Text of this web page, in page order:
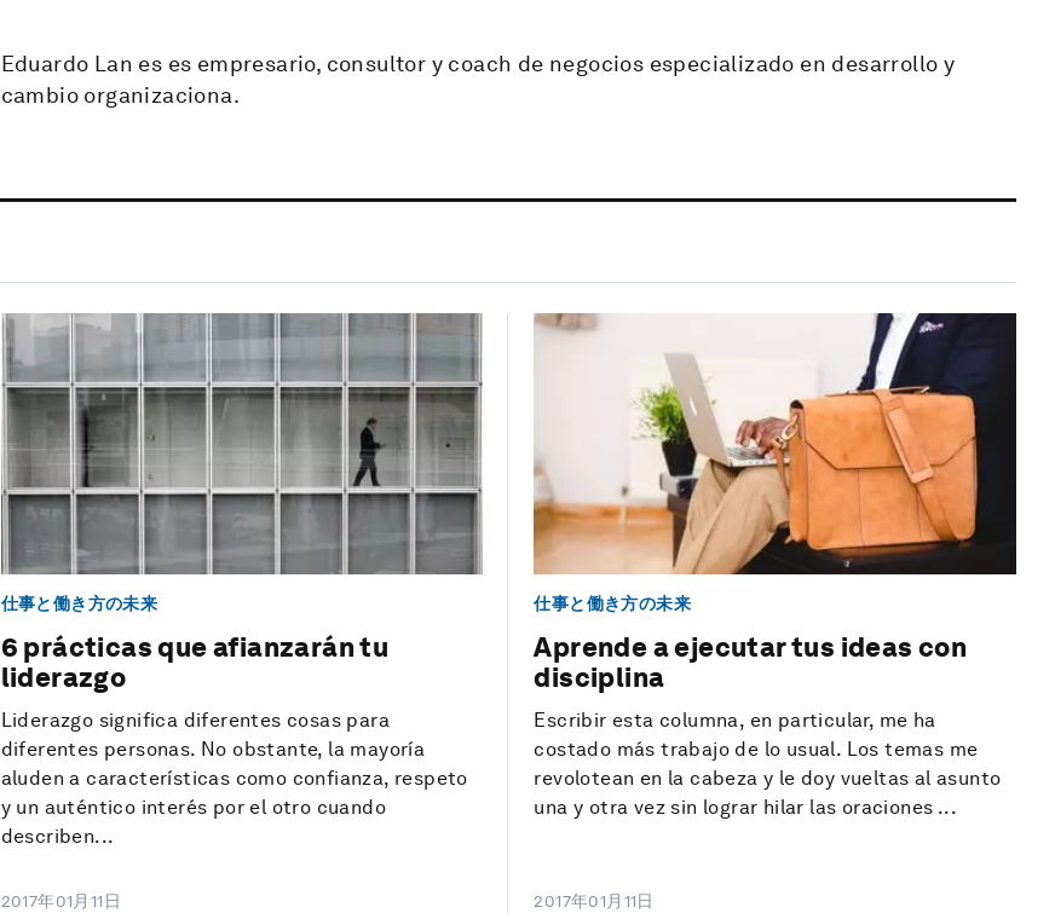
Eduardo Lan es es empresario, consultor y coach de negocios especializado en desarrollo y
cambio organizaciona.
仕事と働き方の未来
6 prácticas que afianzarán tu
liderazgo
Liderazgo significa diferentes cosas para
diferentes personas. No obstante, la mayoría
aluden a características como confianza, respeto
y un auténtico interés por el otro cuando
describen...
2017年01月11日
仕事と働き方の未来
Aprende a ejecutar tus ideas con
disciplina
Escribir esta columna, en particular, me ha
costado más trabajo de lo usual. Los temas me
revolotean en la cabeza y le doy vueltas al asunto
una y otra vez sin lograr hilar las oraciones ...
2017年01月11日